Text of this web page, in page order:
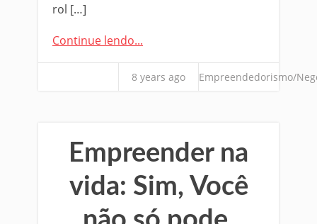
rol […]
Continue lendo...
8 years ago Empreendedorismo/
Empreender na
vida: Sim, Você